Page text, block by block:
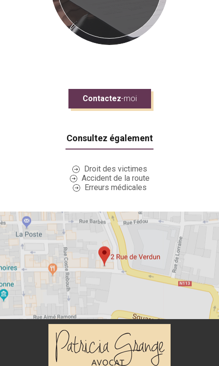
Contactez-moi
Consultez également
Droit des victimes
Accident de la route
Erreurs médicales